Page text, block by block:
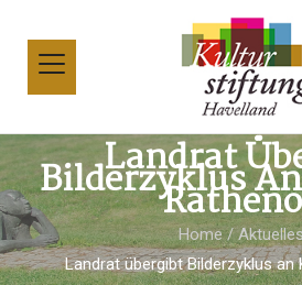
Landrat
Bilderzyklus
Home/ Aktuelles
Landrat übergibt Bilderzyklus an